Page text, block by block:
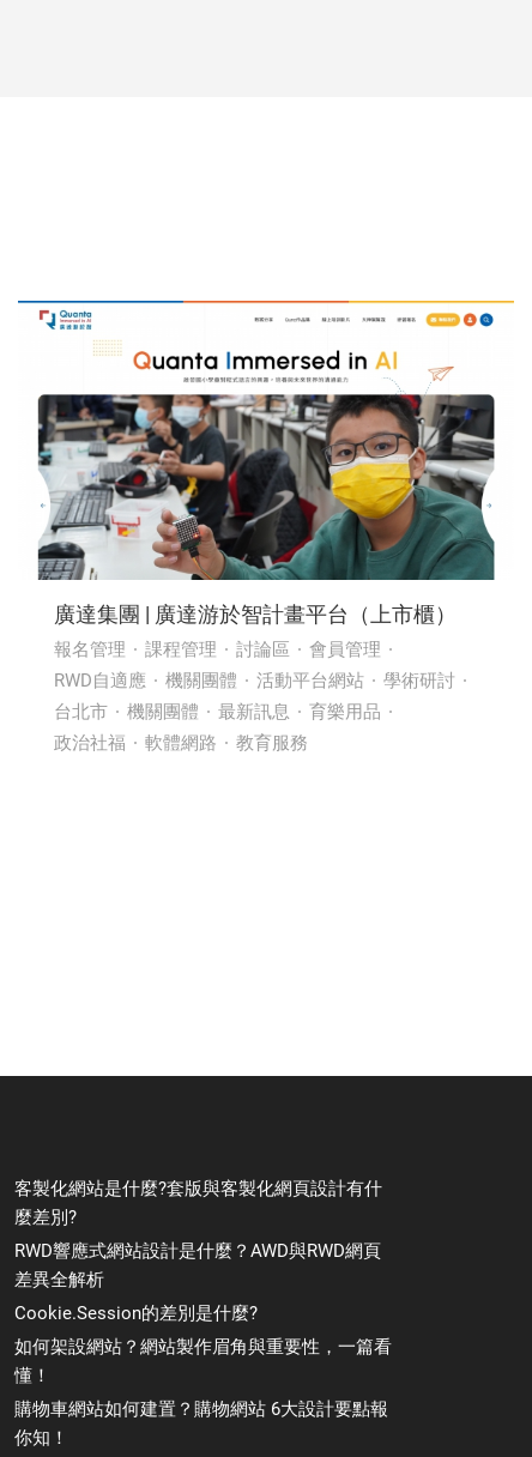
廣達集團 | 廣達游於智計畫平台（上市櫃）
報名管理 課程管理 討論區
會員管理
RWD自適應
機關團體 活動平台網站
學術研討
台北市
機關團體 最新訊息
育樂用品
政治社福
軟體網路 教育服務
客製化網站是什麼?套版與客製化網頁設計有什
麼差別?
RWD響應式網站設計是什麼？AWD與RWD網頁
差異全解析
Cookie.Session的差別是什麼?
如何架設網站？網站製作眉角與重要性，一篇看
懂！
購物車網站如何建置？購物網站 6大設計要點報
你知！